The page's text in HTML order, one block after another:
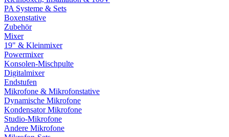
PA Systeme & Sets
Boxenstative
Zubehör
Mixer
19" & Kleinmixer
Powermixer
Konsolen-Mischpulte
Digitalmixer
Endstufen
Mikrofone & Mikrofonstative
Dynamische Mikrofone
Kondensator Mikrofone
Studio-Mikrofone
Andere Mikrofone